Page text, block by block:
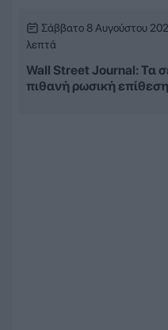
Σάββατο 8 Αυγούστου
λεπτά
Wall Street Journal: Τα
πιθανή ρωσική